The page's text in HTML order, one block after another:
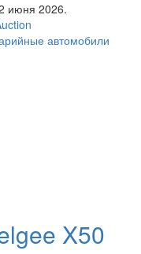
июня 2026.
автомобили
X50